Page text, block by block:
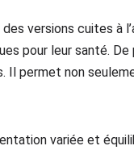
versions cuites à
pour leur santé.
Il permet non
variée et